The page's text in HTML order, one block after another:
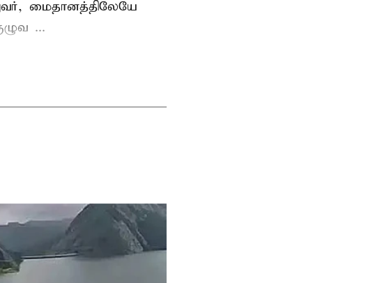
மைதானத்திலேயே
...